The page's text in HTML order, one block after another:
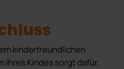
kinderfreundlichen
Ihres Kindes sorgt dafür,